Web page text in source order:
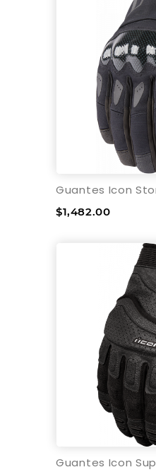
Guantes Icon
$1,482.00
Guantes Icon